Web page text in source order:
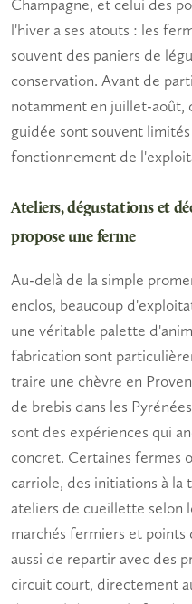
Champagne, et celui des
l'hiver a ses atouts : les
souvent des paniers de
conservation. Avant de
notamment en juillet-août,
guidée sont souvent
fonctionnement de
Ateliers, dégustations et
propose une ferme
Au-delà de la simple
enclos, beaucoup
une véritable palette
fabrication sont
traire une chèvre en
de brebis dans les
sont des expériences qui
concret. Certaines fermes
carriole, des initiations à la
ateliers de cueillette selon
marchés fermiers et
aussi de repartir avec des
circuit court, directement